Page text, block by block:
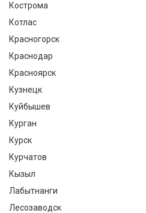
Кострома
Котлас
Красногорск
Краснодар
Красноярск
Кузнецк
Куйбышев
Курган
Курск
Курчатов
Кызыл
Лабытнанги
Лесозаводск